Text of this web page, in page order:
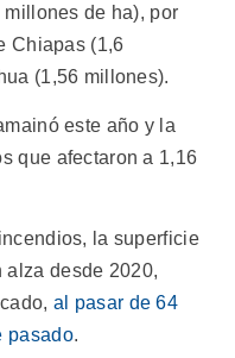
de ha), por
Chiapas (1,6
(1,56 millones).
este año y la
que afectaron a 1,16
la superficie
alza desde 2020,
al pasar de 64
pasado.